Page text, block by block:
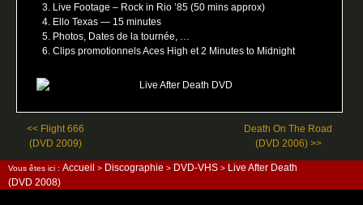
Live Footage – Rock in Rio ’85 (50 mins approx)
Ello Texas — 15 minutes
Photos, Dates de la tournée, …
Clips promotionnels Aces High et 2 Minutes to Midnight
<< Flight 666
(DVD 2009)
Death On The Road
(DVD 2006) >>
Vous êtes ici : Accueil > Discographie > DVD-VHS > Live After Death
(DVD 2008)